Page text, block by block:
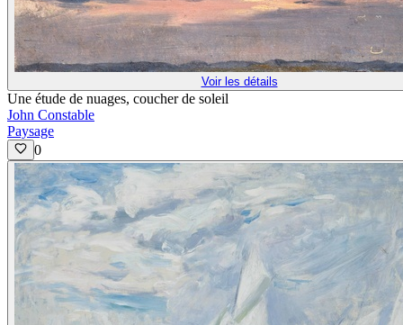
Voir les détails
Une étude de nuages, coucher de soleil
John Constable
Paysage
0